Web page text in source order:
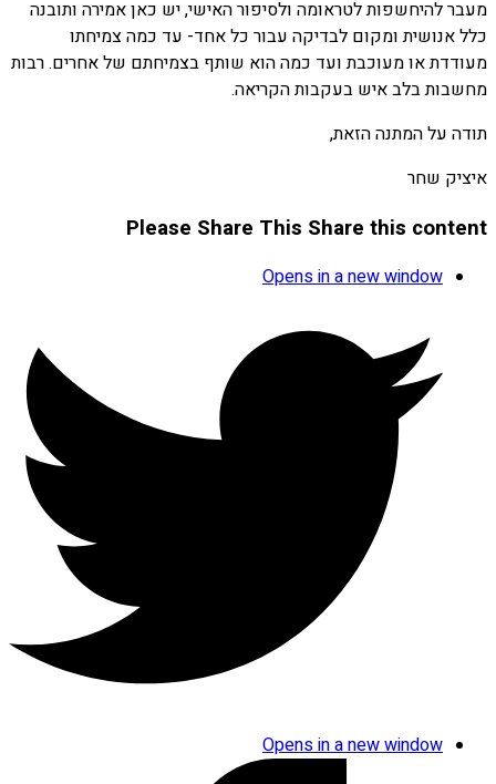
מעבר להיחשפות לטראומה ולסיפור האישי, יש כאן אמירה ותובנה
כלל אנושית ומקום לבדיקה עבור כל אחד- עד כמה צמיחתו
מעודדת או מעוכבת ועד כמה הוא שותף בצמיחתם של אחרים. רבות
מחשבות בלב איש בעקבות הקריאה.
תודה על המתנה הזאת,
איציק שחר
Please Share This Share this content
Opens in a new window
Opens in a new window